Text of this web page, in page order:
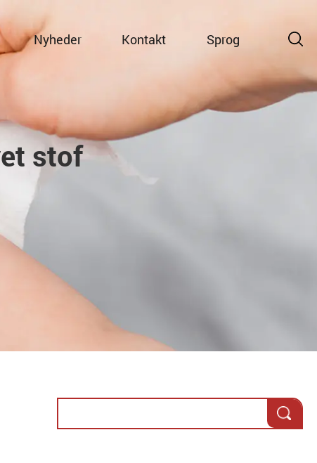
Nyheder Kontakt Sprog
stof